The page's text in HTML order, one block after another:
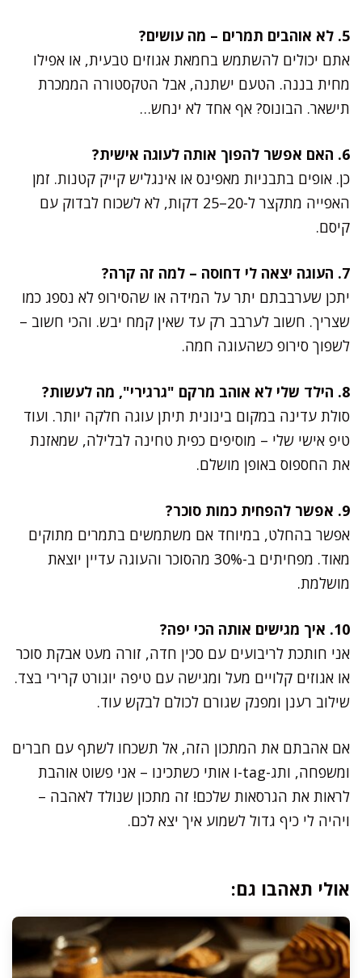
5. לא אוהבים תמרים – מה עושים?
אתם יכולים להשתמש בחמאת אגוזים טבעית, או אפילו
מחית בננה. הטעם ישתנה, אבל הטקסטורה הממכרת
תישאר. הבונוס? אף אחד לא ינחש…
6. האם אפשר להפוך אותה לעוגה אישית?
כן. אופים בתבניות מאפינס או אינגליש קייק קטנות. זמן
האפייה מתקצר ל-20–25 דקות, לא לשכוח לבדוק עם
קיסם.
7. העוגה יצאה לי דחוסה – למה זה קרה?
יתכן שערבבתם יתר על המידה או שהסירופ לא נספג כמו
שצריך. חשוב לערבב רק עד שאין קמח יבש. והכי חשוב –
לשפוך סירופ כשהעוגה חמה.
8. הילד שלי לא אוהב מרקם "גרגירי", מה לעשות?
סולת עדינה במקום בינונית תיתן עוגה חלקה יותר. ועוד
טיפ אישי שלי – מוסיפים כפית טחינה לבלילה, שמאזנת
את החספוס באופן מושלם.
9. אפשר להפחית כמות סוכר?
אפשר בהחלט, במיוחד אם משתמשים בתמרים מתוקים
מאוד. מפחיתים ב-30% מהסוכר והעוגה עדיין יוצאת
מושלמת.
10. איך מגישים אותה הכי יפה?
אני חותכת לריבועים עם סכין חדה, זורה מעט אבקת סוכר
או אגוזים קלויים מעל ומגישה עם טיפה יוגורט קרירי בצד.
שילוב רענן ומפנק שגורם לכולם לבקש עוד.
אם אהבתם את המתכון הזה, אל תשכחו לשתף עם חברים
ומשפחה, ותג-tag-ו אותי כשתכינו – אני פשוט אוהבת
לראות את הגרסאות שלכם! זה מתכון שנולד לאהבה –
ויהיה לי כיף גדול לשמוע איך יצא לכם.
אולי תאהבו גם: